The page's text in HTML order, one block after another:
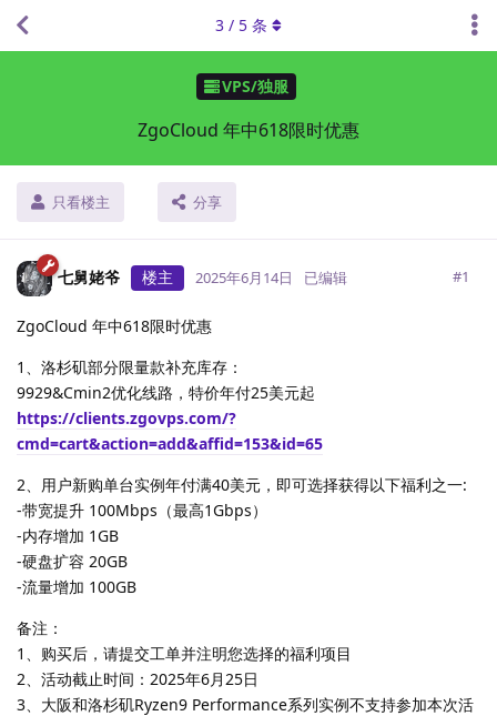
VPS/独服
ZgoCloud 年中618限时优惠
只看楼主 分享
3 / 5 条
七舅姥爷 楼主 2025年6月14日 已编辑 #1
ZgoCloud 年中618限时优惠
1、洛杉矶部分限量款补充库存：
9929&Cmin2优化线路，特价年付25美元起
https://clients.zgovps.com/?
cmd=cart&action=add&affid=153&id=65
2、用户新购单台实例年付满40美元，即可选择获得以下福利之一:
-带宽提升 100Mbps（最高1Gbps）
-内存增加 1GB
-硬盘扩容 20GB
-流量增加 100GB
备注：
1、购买后，请提交工单并注明您选择的福利项目
2、活动截止时间：2025年6月25日
3、大阪和洛杉矶Ryzen9 Performance系列实例不支持参加本次活